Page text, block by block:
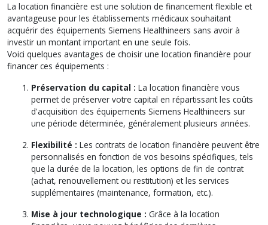
La location financière est une solution de financement flexible et
avantageuse pour les établissements médicaux souhaitant
acquérir des équipements Siemens Healthineers sans avoir à
investir un montant important en une seule fois.
Voici quelques avantages de choisir une location financière pour
financer ces équipements :
Préservation du capital : La location financière vous
permet de préserver votre capital en répartissant les coûts
d'acquisition des équipements Siemens Healthineers sur
une période déterminée, généralement plusieurs années.
Flexibilité : Les contrats de location financière peuvent être
personnalisés en fonction de vos besoins spécifiques, tels
que la durée de la location, les options de fin de contrat
(achat, renouvellement ou restitution) et les services
supplémentaires (maintenance, formation, etc.).
Mise à jour technologique : Grâce à la location